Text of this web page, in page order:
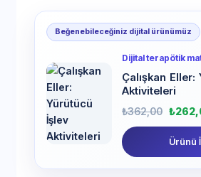
Beğenebileceğiniz dijital ürünümüz
Dijital terapötik
Çalışkan
Aktiviteleri
₺362,00 ₺
Ürünü